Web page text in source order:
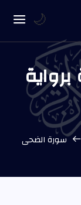
سورة الضحى
🌙